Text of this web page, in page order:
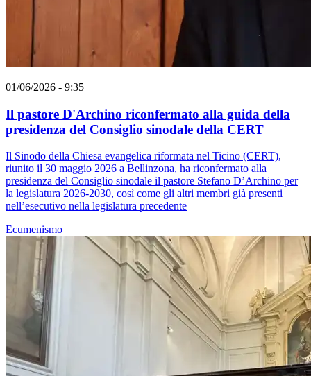
01/06/2026 - 9:35
Il pastore D'Archino riconfermato alla guida della
presidenza del Consiglio sinodale della CERT
Il Sinodo della Chiesa evangelica riformata nel Ticino (CERT),
riunito il 30 maggio 2026 a Bellinzona, ha riconfermato alla
presidenza del Consiglio sinodale il pastore Stefano D’Archino per
la legislatura 2026-2030, così come gli altri membri già presenti
nell’esecutivo nella legislatura precedente
Ecumenismo